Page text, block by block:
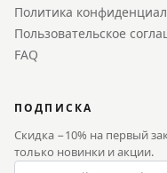
Политика
Пользовательское
FAQ
ПОДПИСКА
Скидка −10% на первый
только новинки и акции.